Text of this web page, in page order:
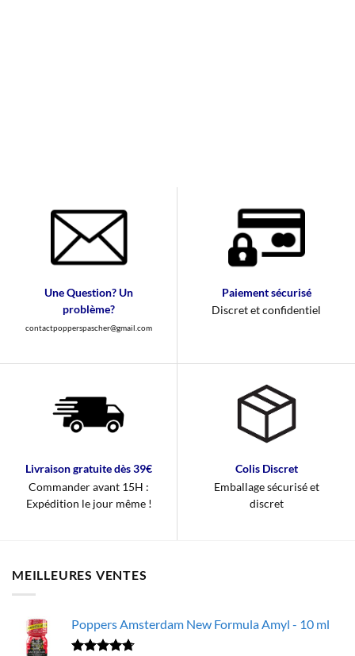
Une Question? Un
problème?
contactpopperspascher@gmail.com
Paiement sécurisé
Discret et confidentiel
Livraison gratuite dès 39€
Commander avant 15H :
Expédition le jour même !
Colis Discret
Emballage sécurisé et
discret
MEILLEURES VENTES
Poppers Amsterdam New Formula Amyl - 10 ml